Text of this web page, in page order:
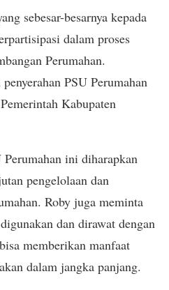
sebesar-besarnya kepada
dalam proses
Perumahan.
PSU Perumahan
Kabupaten
ini diharapkan
pengelolaan dan
Roby juga meminta
dan dirawat dengan
memberikan manfaat
dalam jangka panjang.